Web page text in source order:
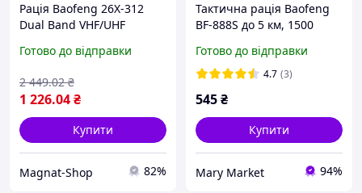
Рація Baofeng 26X-312
Dual Band VHF/UHF
радіостанція із зарядною
Готово до відправки
1 226.04₴
2 449.02 ₴
Купити
Magnat-Shop 82%
Тактична рація Baofeng
BF-888S до 5 км, 1500
Акумуляторна рація
портативна
Готово до відправки
4.7 (3)
545₴
Купити
Mary Market 94%